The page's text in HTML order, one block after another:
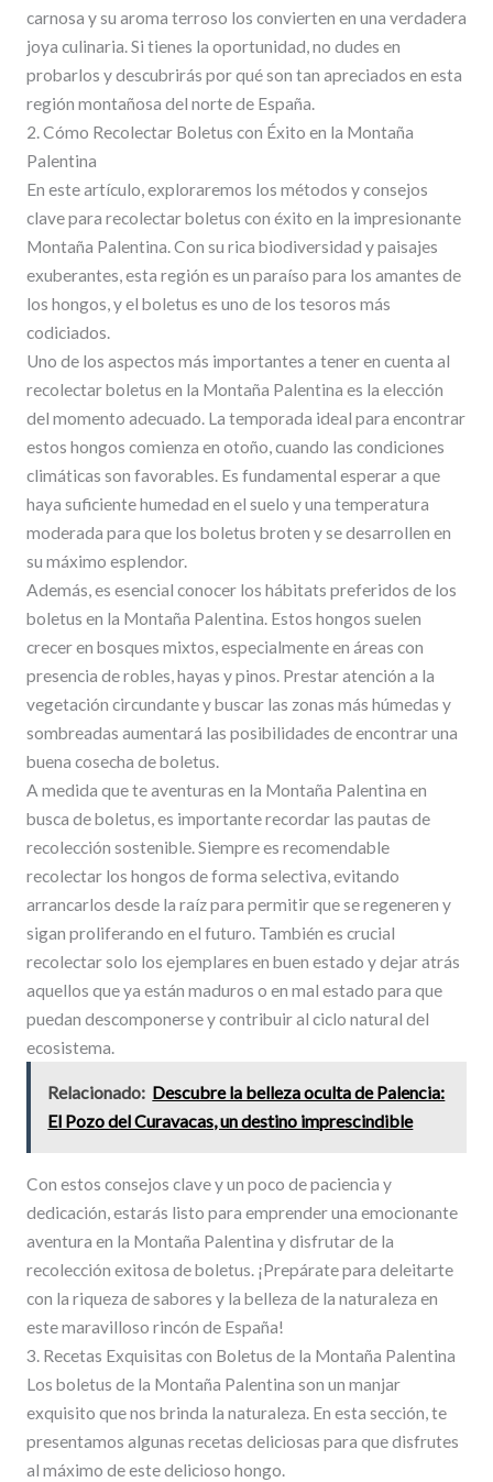
carnosa y su aroma terroso los convierten en una verdadera
joya culinaria. Si tienes la oportunidad, no dudes en
probarlos y descubrirás por qué son tan apreciados en esta
región montañosa del norte de España.
2. Cómo Recolectar Boletus con Éxito en la Montaña
Palentina
En este artículo, exploraremos los métodos y consejos
clave para recolectar boletus con éxito en la impresionante
Montaña Palentina. Con su rica biodiversidad y paisajes
exuberantes, esta región es un paraíso para los amantes de
los hongos, y el boletus es uno de los tesoros más
codiciados.
Uno de los aspectos más importantes a tener en cuenta al
recolectar boletus en la Montaña Palentina es la elección
del momento adecuado. La temporada ideal para encontrar
estos hongos comienza en otoño, cuando las condiciones
climáticas son favorables. Es fundamental esperar a que
haya suficiente humedad en el suelo y una temperatura
moderada para que los boletus broten y se desarrollen en
su máximo esplendor.
Además, es esencial conocer los hábitats preferidos de los
boletus en la Montaña Palentina. Estos hongos suelen
crecer en bosques mixtos, especialmente en áreas con
presencia de robles, hayas y pinos. Prestar atención a la
vegetación circundante y buscar las zonas más húmedas y
sombreadas aumentará las posibilidades de encontrar una
buena cosecha de boletus.
A medida que te aventuras en la Montaña Palentina en
busca de boletus, es importante recordar las pautas de
recolección sostenible. Siempre es recomendable
recolectar los hongos de forma selectiva, evitando
arrancarlos desde la raíz para permitir que se regeneren y
sigan proliferando en el futuro. También es crucial
recolectar solo los ejemplares en buen estado y dejar atrás
aquellos que ya están maduros o en mal estado para que
puedan descomponerse y contribuir al ciclo natural del
ecosistema.
Relacionado: Descubre la belleza oculta de Palencia:
El Pozo del Curavacas, un destino imprescindible
Con estos consejos clave y un poco de paciencia y
dedicación, estarás listo para emprender una emocionante
aventura en la Montaña Palentina y disfrutar de la
recolección exitosa de boletus. ¡Prepárate para deleitarte
con la riqueza de sabores y la belleza de la naturaleza en
este maravilloso rincón de España!
3. Recetas Exquisitas con Boletus de la Montaña Palentina
Los boletus de la Montaña Palentina son un manjar
exquisito que nos brinda la naturaleza. En esta sección, te
presentamos algunas recetas deliciosas para que disfrutes
al máximo de este delicioso hongo.